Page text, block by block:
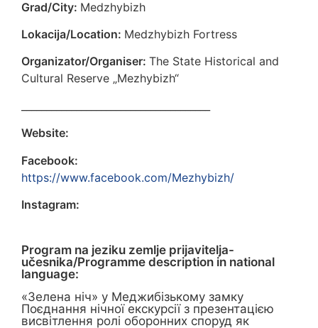
Grad/City: Medzhybizh
Lokacija/Location: Medzhybizh Fortress
Organizator/Organiser: The State Historical and
Cultural Reserve „Mezhybizh“
Website:
Facebook:
https://www.facebook.com/Mezhybizh/
Instagram:
Program na jeziku zemlje prijavitelja-
učesnika/Programme description in national
language:
«Зелена ніч» у Меджибізькому замку
Поєднання нічної екскурсії з презентацією
висвітлення ролі оборонних споруд як